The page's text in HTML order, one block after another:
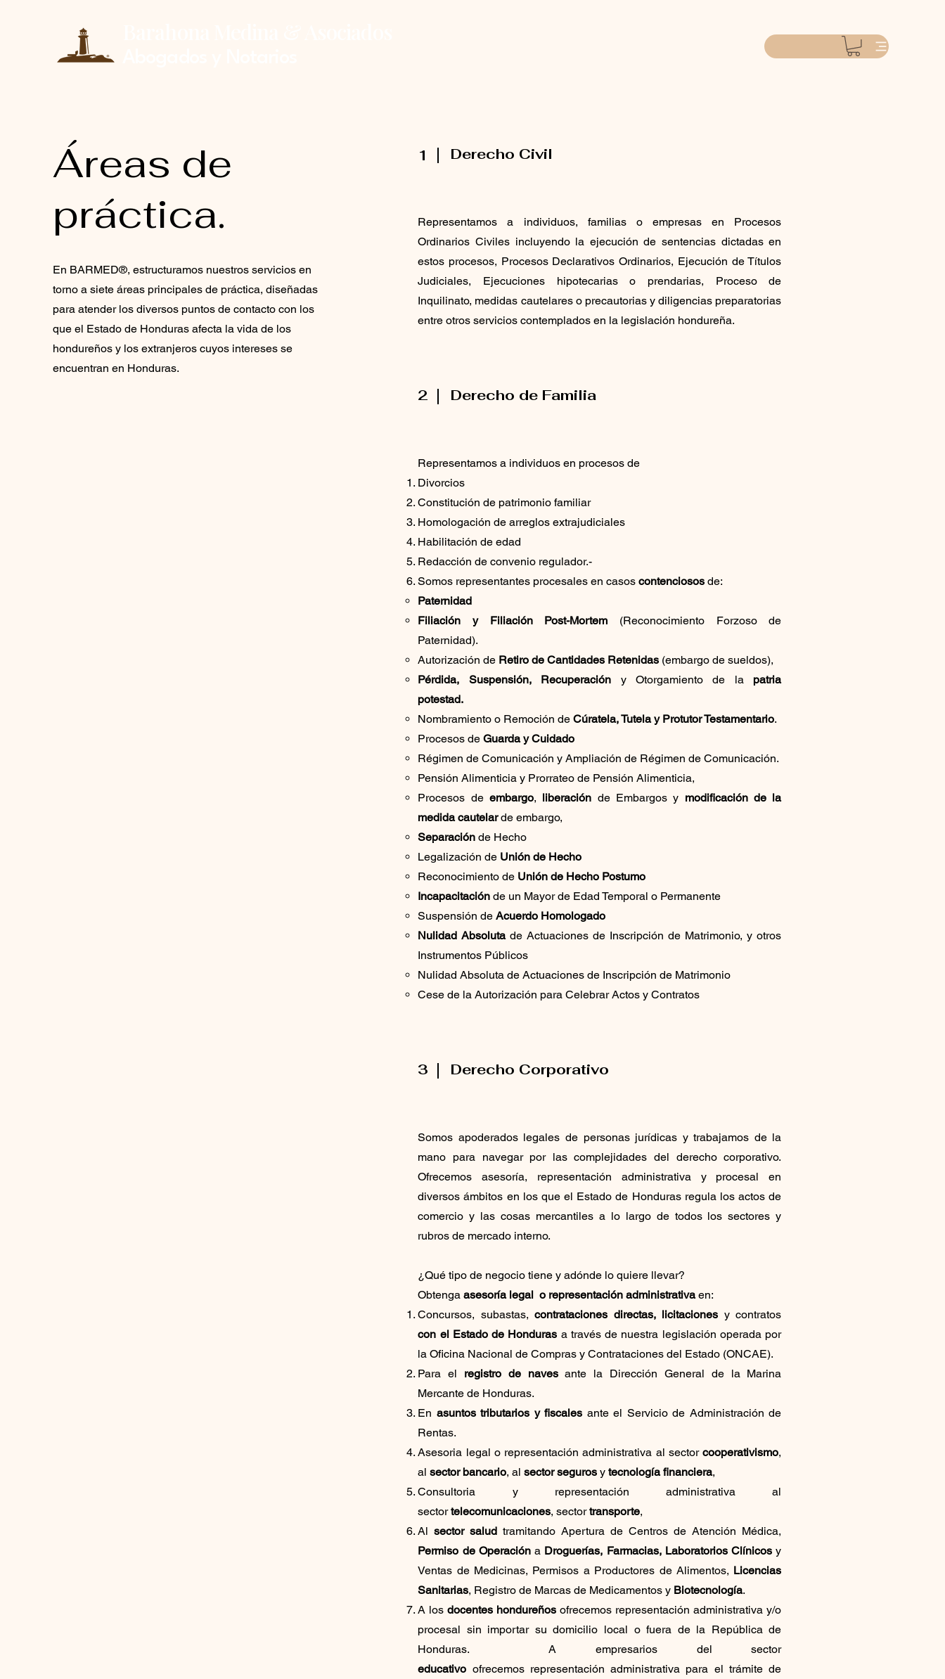
Áreas de
práctica.
En BARMED®, estructuramos nuestros servicios en
torno a siete áreas principales de práctica, diseñadas
para atender los diversos puntos de contacto con los
que el Estado de Honduras afecta la vida de los
hondureños y los extranjeros cuyos intereses se
encuentran en Honduras.
1 Derecho Civil
Representamos a individuos, familias o empresas en Procesos
Ordinarios Civiles incluyendo la ejecución de sentencias dictadas en
estos procesos, Procesos Declarativos Ordinarios, Ejecución de Títulos
Judiciales, Ejecuciones hipotecarias o prendarias, Proceso de
Inquilinato, medidas cautelares o precautorias y diligencias preparatorias
entre otros servicios contemplados en la legislación hondureña.
2 Derecho de Familia
Representamos a individuos en procesos de
Divorcios
Constitución de patrimonio familiar
Homologación de arreglos extrajudiciales
Habilitación de edad
Redacción de convenio regulador.-
Somos representantes procesales en casoscontenciosos de:
Paternidad
Filiación y Filiación Post-Mortem (Reconocimiento Forzoso de
Paternidad).
Autorización de Retiro de Cantidades Retenidas (embargo de sueldos),
Pérdida, Suspensión, Recuperación y Otorgamiento de la patria
potestad.
Nombramiento o Remoción deCúratela, Tutela y Protutor Testamentario.
Procesos de Guarda y Cuidado
Régimen de Comunicación y Ampliación de Régimen de Comunicación.
Pensión Alimenticia y Prorrateo de Pensión Alimenticia,
Procesos de embargo, liberación de Embargos y modificación de la
medida cautelarde embargo,
Separación de Hecho
Legalización de Unión de Hecho
Reconocimiento de Unión de Hecho Postumo
Incapacitación de un Mayor de Edad Temporal o Permanente
Suspensión deAcuerdo Homologado
Nulidad Absolutade Actuaciones de Inscripción de Matrimonio, y otros
Instrumentos Públicos
Nulidad Absoluta de Actuaciones de Inscripción de Matrimonio
Cese de la Autorización para Celebrar Actos y Contratos
3 Derecho Corporativo
Somos apoderados legales de personas jurídicas y trabajamos de la
mano para navegar por las complejidades del derecho corporativo.
Ofrecemos asesoría, representación administrativa y procesal en
diversos ámbitos en los que el Estado de Honduras regula los actos de
comercio y las cosas mercantiles a lo largo de todos los sectores y
rubros de mercado interno.
¿Qué tipo de negocio tiene y adónde lo quiere llevar?
Obtengaasesoría legal o representación administrativaen:​
Concursos, subastas,contrataciones directas, licitaciones y contratos
con el Estado de Honduras a través de nuestra legislación operada por
la Oficina Nacional de Compras y Contrataciones del Estado (ONCAE).
Para el registro de navesante la Dirección General de la Marina
Mercante de Honduras.
En asuntos tributarios y fiscales ante el Servicio de Administración de
Rentas.
Asesoria legal o representación administrativa al sectorcooperativismo,
alsector bancario, alsector seguros ytecnología financiera,
Consultoria y representación administrativa al
sectortelecomunicaciones, sectortransporte,
Alsector saludtramitandoApertura de Centros de Atención Médica,
Permiso de Operacióna Droguerías, Farmacias, Laboratorios Clínicos y
Ventas de Medicinas, Permisos a Productores de Alimentos, Licencias
Sanitarias, Registro de Marcas de Medicamentos y Biotecnología.
A losdocentes hondureños ofrecemos representación administrativa y/o
procesal sin importar su domicilio local o fuera de la República de
Honduras. A empresarios del sector
educativo ofrecemosrepresentación administrativa para el trámite de